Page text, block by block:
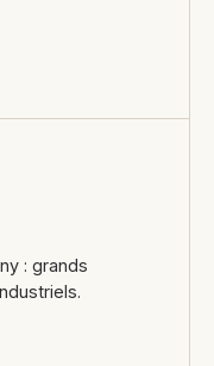
: grands